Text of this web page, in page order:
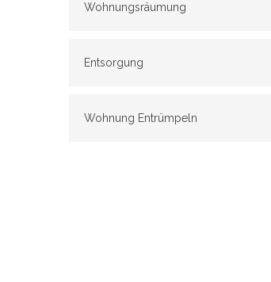
Wohnungsräumung
Entsorgung
Wohnung Entrümpeln